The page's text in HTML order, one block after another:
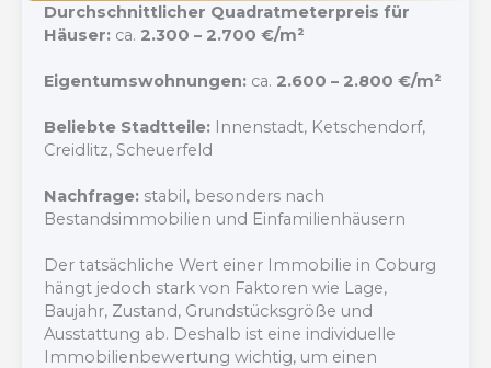
Durchschnittlicher Quadratmeterpreis für
Häuser: ca. 2.300 – 2.700 €/m²
Eigentumswohnungen: ca. 2.600 – 2.800 €/m²
Beliebte Stadtteile: Innenstadt, Ketschendorf,
Creidlitz, Scheuerfeld
Nachfrage: stabil, besonders nach
Bestandsimmobilien und Einfamilienhäusern
Der tatsächliche Wert einer Immobilie in Coburg
hängt jedoch stark von Faktoren wie Lage,
Baujahr, Zustand, Grundstücksgröße und
Ausstattung ab. Deshalb ist eine individuelle
Immobilienbewertung wichtig, um einen